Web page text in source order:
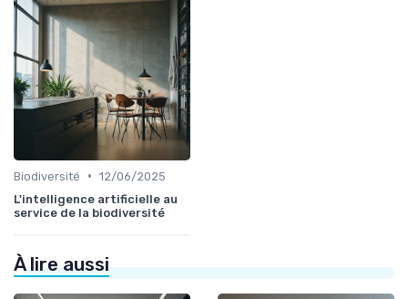
Biodiversité • 12/06/2025
L'intelligence artificielle au
service de la biodiversité
À lire aussi